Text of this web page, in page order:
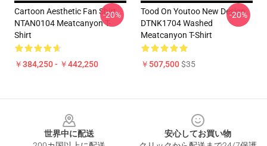
Cartoon Aesthetic Fan Shirt
NTAN0104 Meatcanyon T-
Shirt
￥384,250 - ￥442,250
-20%
Tood On Youtoo New Design
DTNK1704 Washed
Meatcanyon T-Shirt
￥507,500$35
-20%
世界中に配送
安心してお買い物